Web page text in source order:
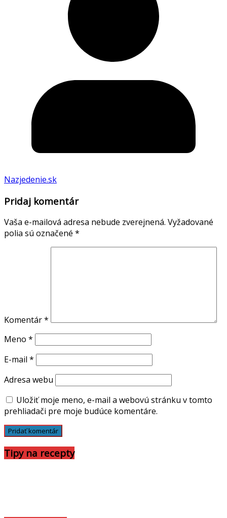
Nazjedenie.sk
Pridaj komentár
Vaša e-mailová adresa nebude zverejnená. Vyžadované
polia sú označené *
Komentár*
Meno *
E-mail *
Adresa webu
Uložiť moje meno, e-mail a webovú stránku v tomto
prehliadači pre moje budúce komentáre.
Tipy na recepty